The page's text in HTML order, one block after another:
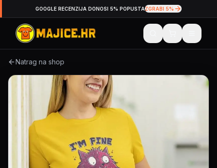
GOOGLE RECENZIJA DONOSI 5% POPUSTAZGRABI 5%
Natrag na shop